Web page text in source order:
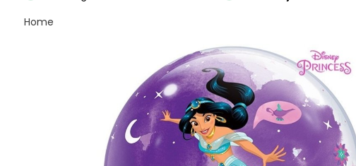
Home